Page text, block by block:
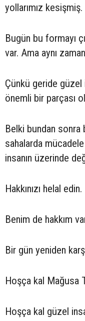
yollarımız kesişmiş.
Bugün bu formayı
var. Ama aynı
Çünkü geride güzel
önemli bir parçası
Belki bundan
sahalarda
insanın üzerinde
Hakkınızı helal edin.
Benim de hakkım
Bir gün yeniden
Hoşça kal Mağusa
Hoşça kal güzel